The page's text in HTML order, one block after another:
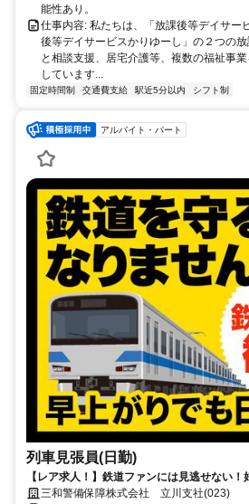
能性あり。
仕事内容: 私たちは、「放課後等デイサー
後等デイサービスかりゆーし」の２つの
と相談支援、居宅介護等、複数の福祉事
しています...
固定時間制 交通費支給 駅近5分以内 シフト制
アルバイト・パート
列車見張員(日勤)
【レア求人！】鉄道ファンには見逃せない！
三和警備保障株式会社 立川支社(023)